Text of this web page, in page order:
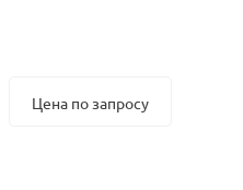
Цена по запросу